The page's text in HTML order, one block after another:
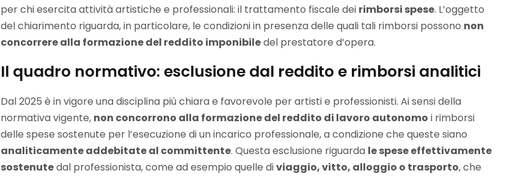
per chi esercita attività artistiche e professionali: il trattamento fiscale dei rimborsi spese. L’oggetto
del chiarimento riguarda, in particolare, le condizioni in presenza delle quali tali rimborsi possono non
concorrere alla formazione del reddito imponibiledel prestatore d’opera.
Il quadro normativo: esclusione dal reddito e rimborsi analitici
Dal 2025 è in vigore una disciplina più chiara e favorevole per artisti e professionisti. Ai sensi della
normativa vigente, non concorrono alla formazione del reddito di lavoro autonomo i rimborsi
delle spese sostenute per l’esecuzione di un incarico professionale, a condizione che queste siano
analiticamente addebitate al committente. Questa esclusione riguarda le spese effettivamente
sostenutedal professionista, come ad esempio quelle diviaggio, vitto, alloggio o trasporto, che